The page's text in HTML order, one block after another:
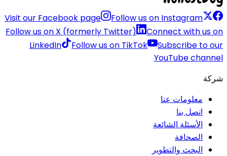
Visit our Facebook page
Follow us on Instagram
Follow us on X (formerly Twitter)
Connect with us on
LinkedIn
Follow us on TikTok
Subscribe to our
YouTube channel
شركة
معلومات عنا
اتصل بنا
الأسئلة الشائعة
الصحافة
البحث والتطوير